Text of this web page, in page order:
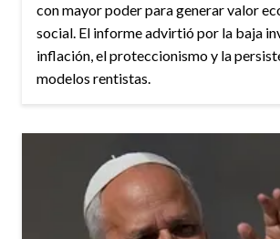
con mayor poder para generar valor
social. El informe advirtió por la baja
inflación, el proteccionismo y la
modelos rentistas.